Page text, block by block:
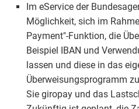
Im eService der
Möglichkeit, sich im
Payment"-Funktion, die
Beispiel IBAN und
lassen und diese in das
Überweisungsprogramm
Sie giropay und das